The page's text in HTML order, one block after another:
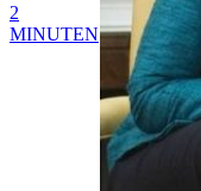
2
MINUTEN